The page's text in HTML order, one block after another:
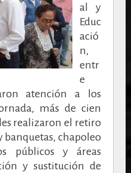
al y
Educ
ació
n,
entr
e
atención a los
más de cien
realizaron el retiro
banquetas, chapoleo
públicos y áreas
y sustitución de